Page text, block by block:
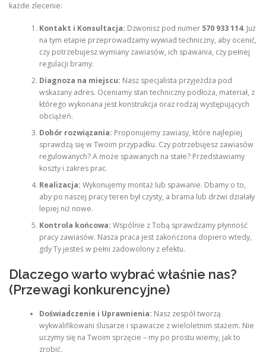
każde zlecenie:
Kontakt i Konsultacja: Dzwonisz pod numer 570 933 114. Już
na tym etapie przeprowadzamy wywiad techniczny, aby ocenić,
czy potrzebujesz wymiany zawiasów, ich spawania, czy pełnej
regulacji bramy.
Diagnoza na miejscu: Nasz specjalista przyjeżdża pod
wskazany adres. Oceniamy stan techniczny podłoża, materiał, z
którego wykonana jest konstrukcja oraz rodzaj występujących
obciążeń.
Dobór rozwiązania: Proponujemy zawiasy, które najlepiej
sprawdzą się w Twoim przypadku. Czy potrzebujesz zawiasów
regulowanych? A może spawanych na stałe? Przedstawiamy
koszty i zakres prac.
Realizacja: Wykonujemy montaż lub spawanie. Dbamy o to,
aby po naszej pracy teren był czysty, a brama lub drzwi działały
lepiej niż nowe.
Kontrola końcowa: Wspólnie z Tobą sprawdzamy płynność
pracy zawiasów. Nasza praca jest zakończona dopiero wtedy,
gdy Ty jesteś w pełni zadowolony z efektu.
Dlaczego warto wybrać właśnie nas?
(Przewagi konkurencyjne)
Doświadczenie i Uprawnienia: Nasz zespół tworzą
wykwalifikowani ślusarze i spawacze z wieloletnim stażem. Nie
uczymy się na Twoim sprzęcie – my po prostu wiemy, jak to
zrobić.